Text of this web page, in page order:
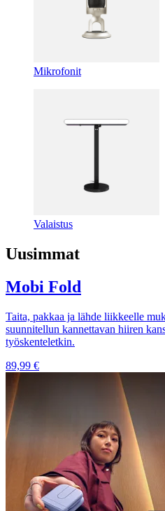
Mikrofonit
Valaistus
Uusimmat
Mobi Fold
Taita, pakkaa ja lähde liikkeelle
suunnitellun kannettavan hiiren
työskenteletkin.
89,99 €